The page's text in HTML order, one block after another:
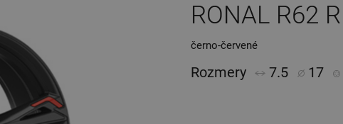
RONAL R62
černo-červené
Rozmery 7.5 17